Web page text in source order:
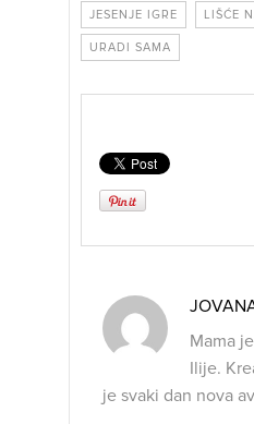
JESENJE IGRE LIŠĆE
URADI SAMA
Mama
Ilije.
je svaki dan nova